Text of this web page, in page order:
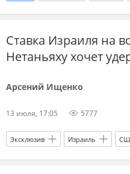
Украина.ру ЕС война
Мир без границ новости СВО
соглашение Украина.ру Дзен
Ставка Израиля на
Нетаньяху хочет
Арсений Ищенко
13 июля, 17:05 5777
Эксклюзив Израиль
Украина.ру